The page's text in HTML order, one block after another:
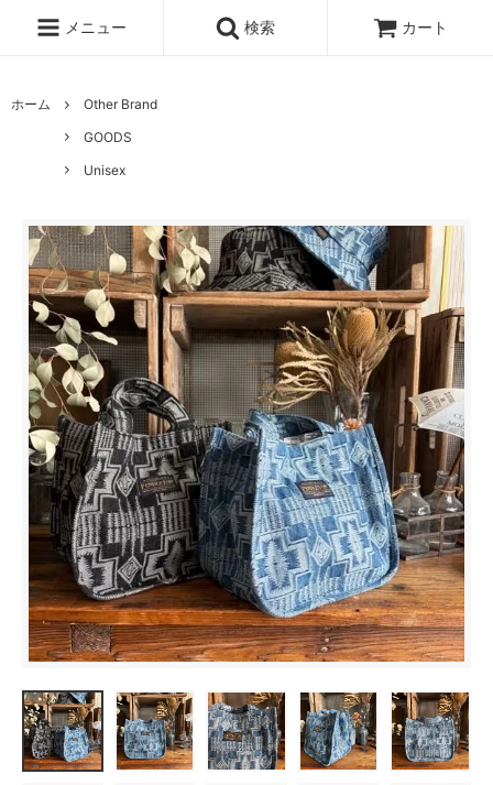
メニュー 検索 カート
ホーム
Other Brand
GOODS
Unisex